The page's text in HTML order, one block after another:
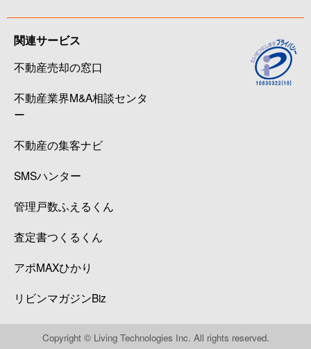
関連サービス
不動産売却の窓口
不動産業界M&A相談センタ
ー
不動産の集客ナビ
SMSハンター
管理戸数ふえるくん
査定書つくるくん
アポMAXひかり
リビンマガジンBiz
Copyright © Living Technologies Inc. All rights reserved.